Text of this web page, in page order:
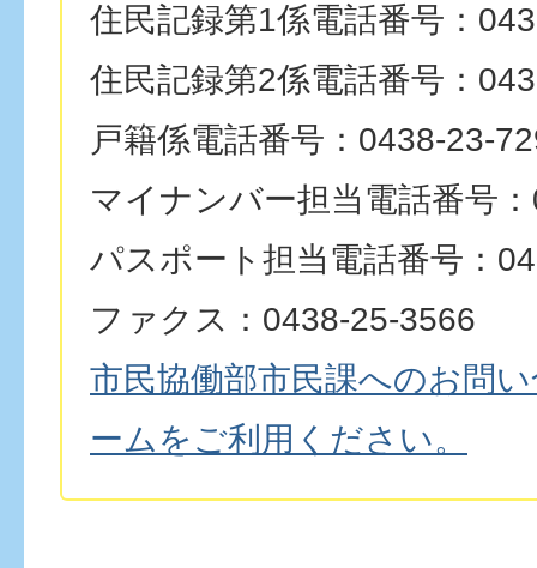
住民記録第1係電話番号：
住民記録第2係電話番号：
戸籍係電話番号：0438-23-
マイナンバー担当電話番号
パスポート担当電話番号：
ファクス：0438-25-3566
市民協働部市民課へのお問
ームをご利用ください。